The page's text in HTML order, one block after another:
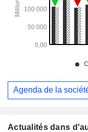
Actualités dans
Agenda de la